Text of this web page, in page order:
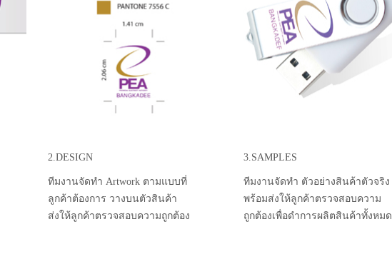
2.DESIGN
ทีมงานจัดทำ Artwork ตามแบบที่
ลูกค้าต้องการ วางบนตัวสินค้า
ส่งให้ลูกค้าตรวจสอบความถูกต้อง
3.SAMPLES
ทีมงานจัดทำ ตัวอย่างสินค้าตัวจริง
พร้อมส่งให้ลูกค้าตรวจสอบความ
ถูกต้องเพื่อดำการผลิตสินค้าทั้งหมด